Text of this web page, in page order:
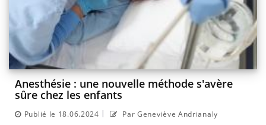
Anesthésie : une nouvelle méthode s'avère
sûre chez les enfants
Publié le 18.06.2024 | Par Geneviève Andrianaly